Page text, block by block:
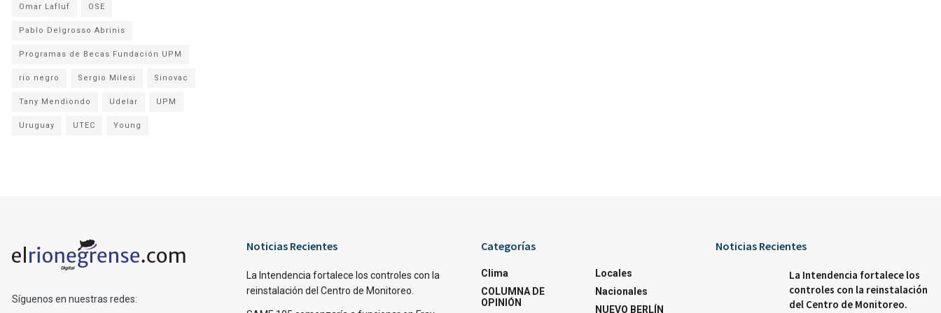
Omar Lafluf OSE
Pablo Delgrosso Abrinis
Programas de Becas Fundación UPM
rio negro Sergio Milesi Sinovac
Tany Mendiondo Udelar UPM
Uruguay UTEC Young
Síguenos en nuestras redes:
Noticias Recientes
La Intendencia fortalece los controles con la
reinstalación del Centro de Monitoreo.
Categorías
Clima
COLUMNA DE
OPINIÓN
Locales
Nacionales
NUEVO BERLÍN
Noticias Recientes
La Intendencia fortalece los
controles con la reinstalación
del Centro de Monitoreo.